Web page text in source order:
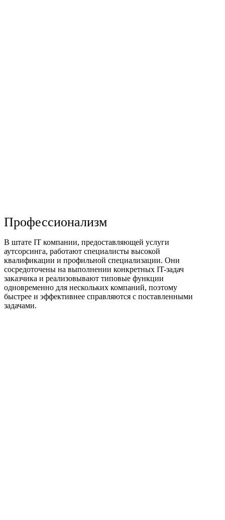
Профессионализм
В штате IT компании, предоставляющей услуги
аутсорсинга, работают специалисты высокой
квалификации и профильной специализации. Они
сосредоточены на выполнении конкретных IT-задач
заказчика и реализовывают типовые функции
одновременно для нескольких компаний, поэтому
быстрее и эффективнее справляются с поставленными
задачами.